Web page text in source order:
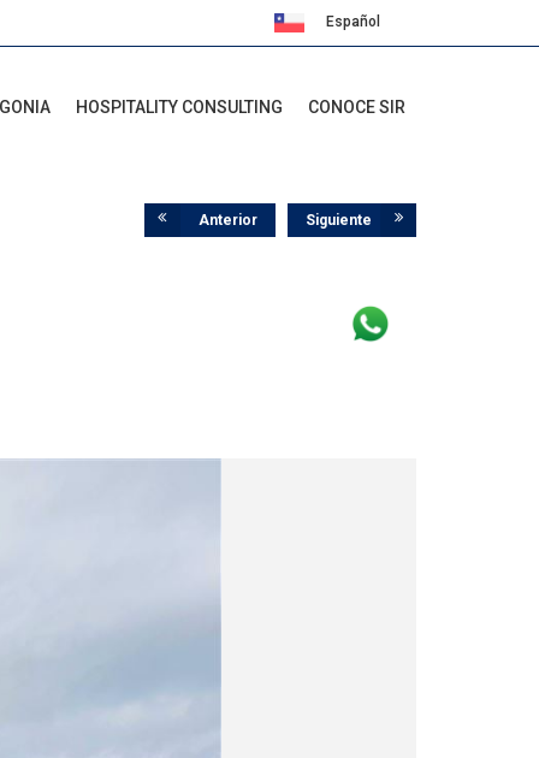
Español
HOSPITALITY CONSULTING CONOCE SIR
Anterior Siguiente